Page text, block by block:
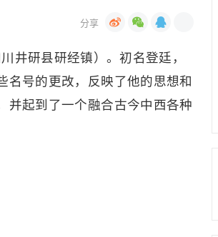
井研县研经镇）。初名登廷，
名号的更改，反映了他的思想和
并起到了一个融合古今中西各种